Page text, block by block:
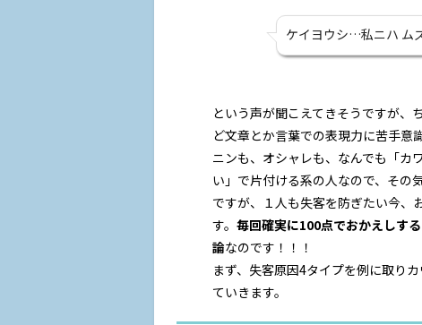
ケイヨウシ…私ニハ
という声が聞こえてきそうですが、
ど文章とか言葉での表現力に苦手意
ニンも、オシャレも、なんでも「カ
い」で片付ける系の人なので、その
ですが、１人も失客を防ぎたい今、
す。 毎回確実に100点でおかえしす
論なのです！！！
まず、失客原因4タイプを例に取り
ていきます。